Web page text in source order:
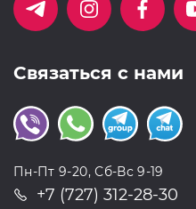
Связаться с нами
Пн-Пт 9-20, Сб-Вс 9-19
+7 (727) 312-28-30